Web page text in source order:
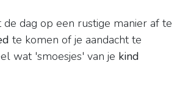
dag op een rustige manier af te
te komen of je aandacht te
wat 'smoesjes' van je kind